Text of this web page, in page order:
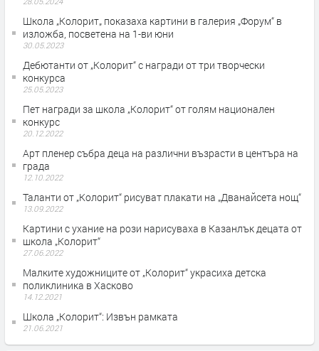
Школа „Колорит„ показаха картини в галерия „Форум“ в
изложба, посветена на 1-ви юни
30.05.2023
Дебютанти от „Колорит“ с награди от три творчески
конкурса
25.05.2023
Пет награди за школа „Колорит“ от голям национален
конкурс
20.12.2022
Арт пленер събра деца на различни възрасти в центъра на
града
12.10.2022
Таланти от „Колорит“ рисуват плакати на „Дванайсета нощ“
13.09.2022
Картини с ухание на рози нарисуваха в Казанлък децата от
школа „Колорит“
27.06.2022
Малките художниците от „Колорит“ украсиха детска
поликлиника в Хасково
14.12.2021
Школа „Колорит“: Извън рамката
21.06.2021